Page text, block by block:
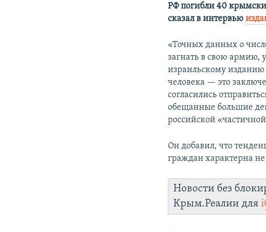
РФ погибли 40
сказал в интервью
«Точных данных о
загнать в свою армию,
израильскому
человека — это
согласились
обещанные большие
российской
Он добавил, что
граждан характерна
Новости без
Крым.Реалии для